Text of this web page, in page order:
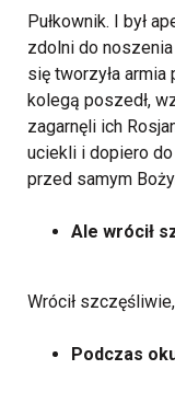
Pułkownik. I był
zdolni do
się tworzyła
kolegą poszedł,
zagarnęli ich
uciekli i dopiero
przed samym
Ale wrócił
Wrócił
Podczas